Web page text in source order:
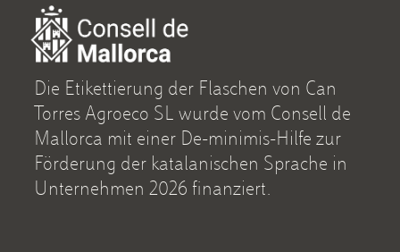
Die Etikettierung der Flaschen von Can
Torres Agroeco SL wurde vom Consell de
Mallorca mit einer De-minimis-Hilfe zur
Förderung der katalanischen Sprache in
Unternehmen 2026 finanziert.